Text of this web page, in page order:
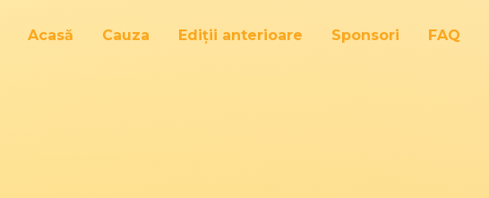
Acasă Cauza Ediții anterioare Sponsori FAQ